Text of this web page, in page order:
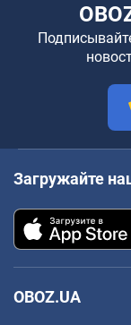
Загружайте
OBOZ.UA